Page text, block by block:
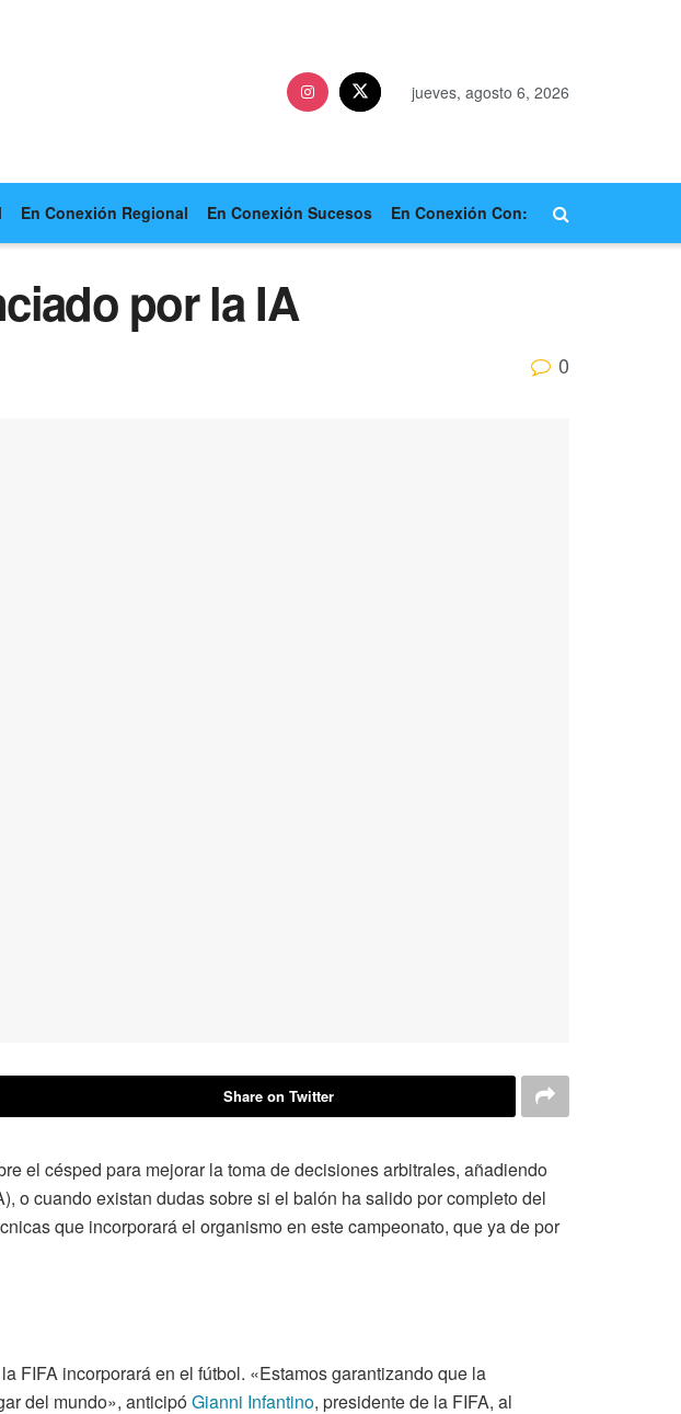
jueves, agosto 6, 2026
En Conexión Regional En Conexión Sucesos En Conexión Con:
por la IA
0
Share on Twitter
el césped para mejorar la toma de decisiones arbitrales, añadiendo
o cuando existan dudas sobre si el balón ha salido por completo del
que incorporará el organismo en este campeonato, que ya de por
FIFA incorporará en el fútbol. «Estamos garantizando que la
del mundo», anticipóGianni Infantino, presidente de la FIFA, al